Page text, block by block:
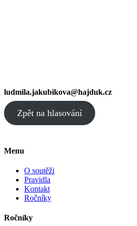
ludmila.jakubikova@hajduk.cz
Zpět na hlasování
Menu
O soutěži
Pravidla
Kontakt
Ročníky
Ročníky